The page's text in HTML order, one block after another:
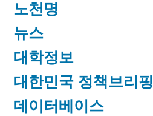
노천명
뉴스
대학정보
대한민국 정책브리핑
데이터베이스